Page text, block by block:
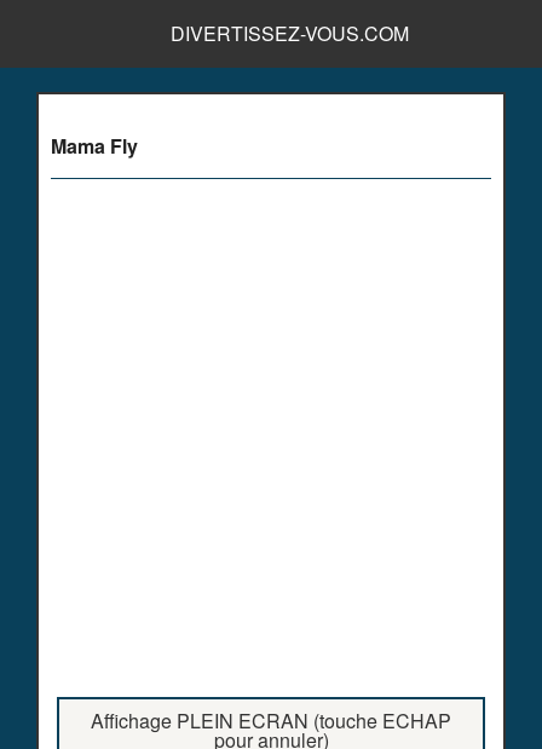
DIVERTISSEZ-VOUS.COM
Mama Fly
Affichage PLEIN ECRAN (touche ECHAP
pour annuler)